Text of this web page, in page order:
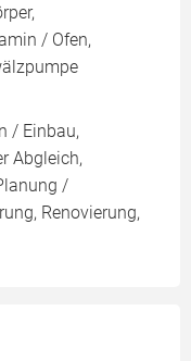
/ Ofen,
/ Einbau,
Abgleich,
/
Renovierung,